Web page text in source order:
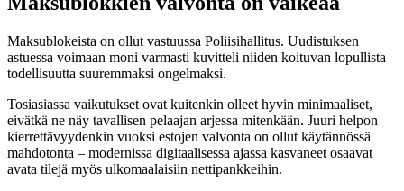
Maksublokeista on ollut vastuussa Poliisihallitus. Uudistuksen
astuessa voimaan moni varmasti kuvitteli niiden koituvan lopullista
todellisuutta suuremmaksi ongelmaksi.
Tosiasiassa vaikutukset ovat kuitenkin olleet hyvin minimaaliset,
eivätkä ne näy tavallisen pelaajan arjessa mitenkään. Juuri helpon
kierrettävyydenkin vuoksi estojen valvonta on ollut käytännössä
mahdotonta – modernissa digitaalisessa ajassa kasvaneet osaavat
avata tilejä myös ulkomaalaisiin nettipankkeihin.